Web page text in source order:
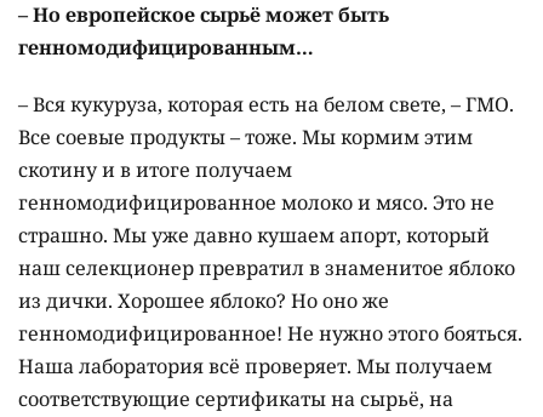
– Но европейское сырьё может быть
генномодифицированным…
– Вся кукуруза, которая есть на белом свете, – ГМО.
Все соевые продукты – тоже. Мы кормим этим
скотину и в итоге получаем
генномодифицированное молоко и мясо. Это не
страшно. Мы уже давно кушаем апорт, который
наш селекционер превратил в знаменитое яблоко
из дички. Хорошее яблоко? Но оно же
генномодифицированное! Не нужно этого бояться.
Наша лаборатория всё проверяет. Мы получаем
соответствующие сертификаты на сырьё, на